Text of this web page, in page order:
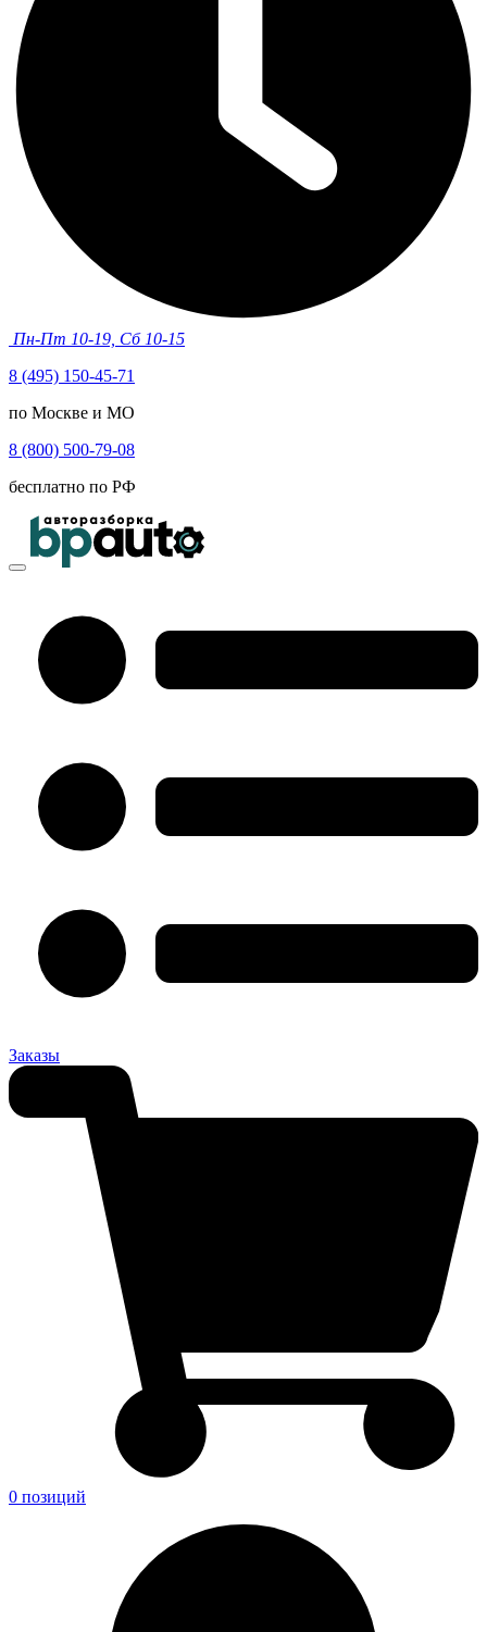
Пн-Пт 10-19, Сб 10-15
8 (495) 150-45-71
по Москве и МО
8 (800) 500-79-08
бесплатно по РФ
Заказы
0 позиций